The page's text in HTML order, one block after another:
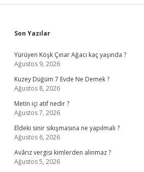
Sidebar
Son Yazılar
Yürüyen Köşk Çınar Ağacı kaç yaşında ?
Ağustos 9, 2026
Kuzey Düğüm 7 Evde Ne Demek ?
Ağustos 8, 2026
Metin içi atıf nedir ?
Ağustos 7, 2026
Eldeki sinir sıkışmasına ne yapılmalı ?
Ağustos 6, 2026
Avârız vergisi kimlerden alınmaz ?
Ağustos 5, 2026